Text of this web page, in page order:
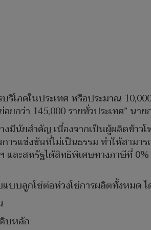
ริโภคในประเทศ หรือประมาณ
กว่า 145,000 รายทั่วประเทศ” นา
นัยสำคัญ เนื่องจากเป็นผู้ผลิตข้าวโ
แข่งขันที่ไม่เป็นธรรม ทำให้สามา
ละสหรัฐได้สิทธิพิเศษทางภาษีที่ 0%
บบลูกโซ่ต่อห่วงโซ่การผลิตทั้งหมด
บหลัก